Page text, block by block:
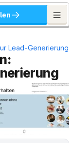
Lead-Generierung